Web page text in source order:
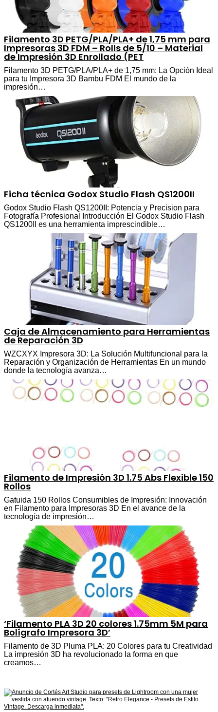
Filamento 3D PETG/PLA/PLA+ de 1,75 mm para
Impresoras 3D FDM – Rolls de 5/10 – Material
de Impresión 3D Enrollado (PET
Filamento 3D PETG/PLA/PLA+ de 1,75 mm: La Opción Ideal
para tu Impresora 3D Bambu FDM El mundo de la
impresión…
Ficha técnica Godox Studio Flash QS1200II
Godox Studio Flash QS1200II: Potencia y Precision para
Fotografía Profesional Introducción El Godox Studio Flash
QS1200II es una herramienta imprescindible…
Caja de Almacenamiento para Herramientas
de Reparación 3D
WZCXYX Impresora 3D: La Solución Multifuncional para la
Reparación y Organización de Herramientas En un mundo
donde la tecnología avanza…
Filamento de Impresión 3D 1.75 Abs Flexible 150
Rollos
Gatuida 150 Rollos Consumibles de Impresión: Innovación
en Filamento para Impresoras 3D En el avance de la
tecnología de impresión…
‘Filamento PLA 3D 20 colores 1.75mm 5M para
Bolígrafo Impresora 3D’
Filamento de 3D Pluma PLA: 20 Colores para tu Creatividad
La impresión 3D ha revolucionado la forma en que
creamos…